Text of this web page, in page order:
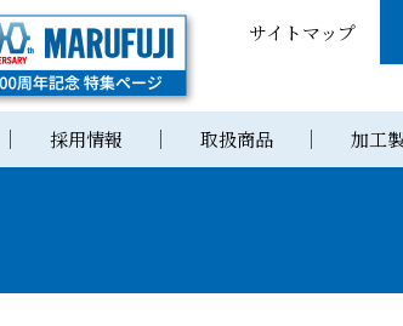
サイトマップ
採用情報 取扱商品 加工